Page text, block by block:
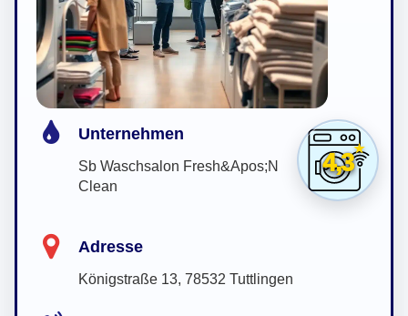
4,3
Unternehmen
Sb Waschsalon Fresh&Apos;N
Clean
Adresse
Königstraße 13, 78532 Tuttlingen